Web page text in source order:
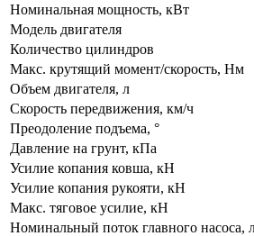
Номинальная мощность, кВт
Модель двигателя
Количество цилиндров
Макс. крутящий момент/скорость, Нм
Объем двигателя, л
Скорость передвижения, км/ч
Преодоление подъема, °
Давление на грунт, кПа
Усилие копания ковша, кН
Усилие копания рукояти, кН
Макс. тяговое усилие, кН
Номинальный поток главного насоса,